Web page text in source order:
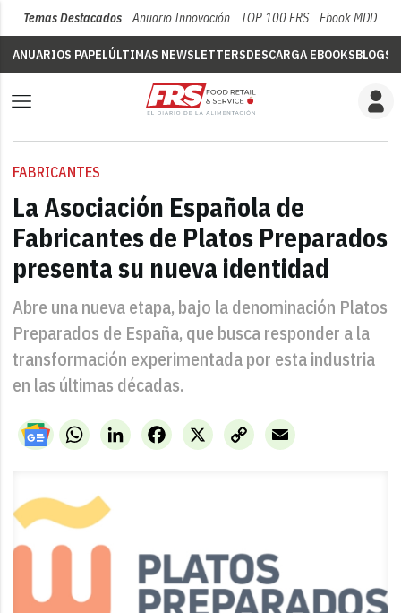
Temas Destacados Anuario Innovación TOP 100 FRS Ebook MDD
ANUARIOS PAPELÚLTIMAS NEWSLETTERSDESCARGA EBOOKSBLOGS
FABRICANTES
La Asociación Española de
Fabricantes de Platos Preparados
presenta su nueva identidad
Abre una nueva etapa, bajo la denominación Platos
Preparados de España, que busca responder a la
transformación experimentada por esta industria
en las últimas décadas.
WhatsAppLinkedIn X
Facebook
Copy
Link
Email